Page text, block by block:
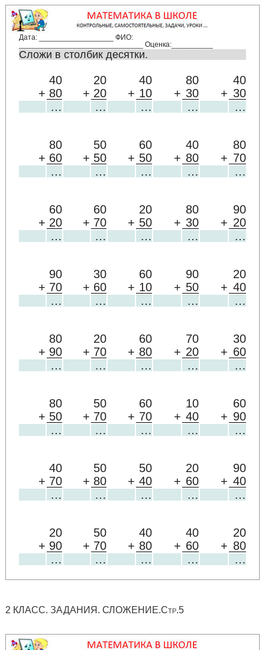
Дата: __________________ ФИО:
______________________________ Оценка:__________
Сложи в столбик десятки.
40 20 40 80
40
+ 80 + 20 + 10 + 30 + 30
…
… … … …
80 50 60 40
80
+ 60 + 50 + 50 + 80 + 70
…
… … … …
60 60 20 80
90
+ 20 + 70 + 50 + 30 + 20
…
… … … …
90 30 60 90
20
+ 70 + 60 + 10 + 50 + 40
…
… … … …
80 20 60 70
30
+ 90 + 70 + 80 + 20 + 60
…
… … … …
80 50 60 10
60
+ 50 + 70 + 70 + 40 + 90
…
… … … …
40 50 50 20
90
+ 70 + 80 + 40 + 60 + 40
…
… … … …
20 50 40 40
20
+ 90 + 70 + 80 + 60 + 80
…
… … … …
2 КЛАСС. ЗАДАНИЯ. СЛОЖЕНИЕ.Стр.5